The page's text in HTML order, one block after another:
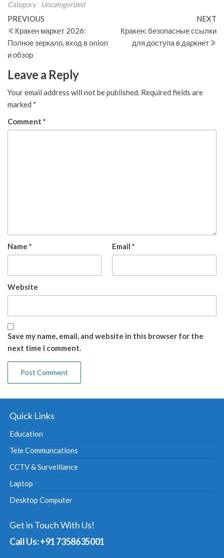
Category Uncategorized
Post
navigation
Previous
Post
PREVIOUS
Кракен маркет 2026:
Полное зеркало, вход в onion
и обзор
NEXT
Кракен: безопасные ссылки
для доступа в даркнет
Leave a Reply
Your email address will not be published. Required fields are
marked *
Comment *
Name * Email *
Website
Save my name, email, and website in this browser for the
next time I comment.
Quick Links
Education
Tele Communcations
CCTV & Surveillance
Laptop
Desktop Computer
Get in Touch With Us!
Call Us: +91 7358635001